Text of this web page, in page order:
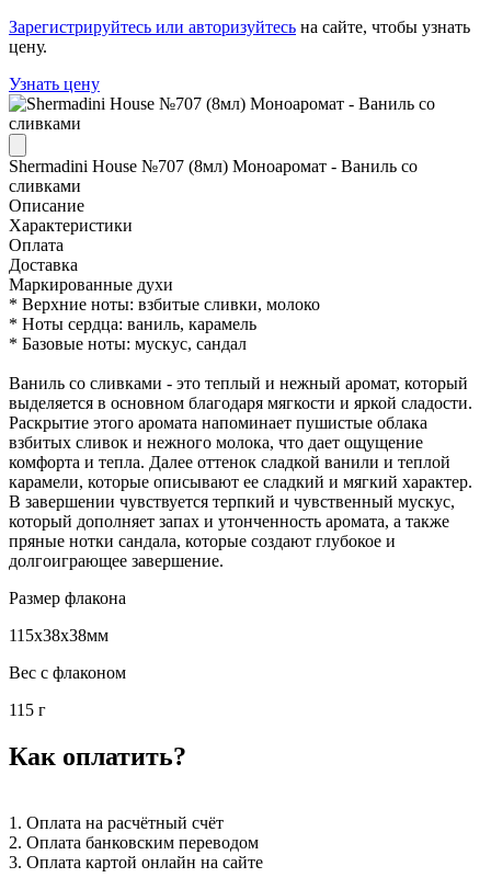
Зарегистрируйтесь или авторизуйтесь на сайте, чтобы узнать
цену.
Узнать цену
Shermadini House №707 (8мл) Моноаромат - Ваниль со
сливками
Описание
Характеристики
Оплата
Доставка
Маркированные духи
* Верхние ноты: взбитые сливки, молоко
* Ноты сердца: ваниль, карамель
* Базовые ноты: мускус, сандал
Ваниль со сливками - это теплый и нежный аромат, который
выделяется в основном благодаря мягкости и яркой сладости.
Раскрытие этого аромата напоминает пушистые облака
взбитых сливок и нежного молока, что дает ощущение
комфорта и тепла. Далее оттенок сладкой ванили и теплой
карамели, которые описывают ее сладкий и мягкий характер.
В завершении чувствуется терпкий и чувственный мускус,
который дополняет запах и утонченность аромата, а также
пряные нотки сандала, которые создают глубокое и
долгоиграющее завершение.
Размер флакона
115x38x38мм
Вес с флаконом
115 г
Как оплатить?
1. Оплата на расчётный счёт
2. Оплата банковским переводом
3. Оплата картой онлайн на сайте